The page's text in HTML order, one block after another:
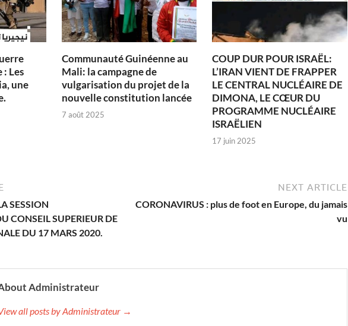
Les
une
Communauté Guinéenne au
Mali: la campagne de
vulgarisation du projet de la
nouvelle constitution lancée
7 août 2025
COUP DUR POUR ISRAËL:
L’IRAN VIENT DE FRAPPER
LE CENTRAL NUCLÉAIRE DE
DIMONA, LE CŒUR DU
PROGRAMME NUCLÉAIRE
ISRAËLIEN
17 juin 2025
SESSION
CONSEIL SUPERIEUR DE
DU 17 MARS 2020.
NEXT ARTICLE
CORONAVIRUS : plus de foot en Europe, du jamais
vu
Administrateur
all posts by Administrateur →